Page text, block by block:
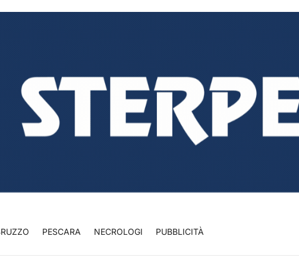
PESCARA NECROLOGI PUBBLICITÀ